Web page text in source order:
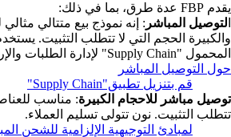
يقدم FBP عدة طرق، بما في ذلك:
لتوصيل المباشر : إنه نموذج بيع متتالي مثالي
والكبيرة الحجم التي لا تتطلب التثبيت.
المحمول "Supply Chain" لإدارة الطلبات والإرجاع.
حول التوصيل المباشر
قم بتنزيل تطبيق"Supply Chain"
توصيل مباشر للاحجام الكبيرة: مناسب
تتطلب التثبيت. نون تتولى تسليم العملاء.
لمبادئ التوجيهية الإلزامية للشحن